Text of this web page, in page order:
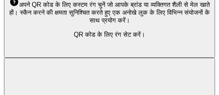
अपने QR कोड के लिए कस्टम रंग चुनें जो आपके ब्रांड या व्यक्तिगत शैली से मेल खाते
हों। स्कैन करने की क्षमता सुनिश्चित करते हुए एक अनोखे लुक के लिए विभिन्न संयोजनों के
साथ प्रयोग करें।
QR कोड के लिए रंग सेट करें।